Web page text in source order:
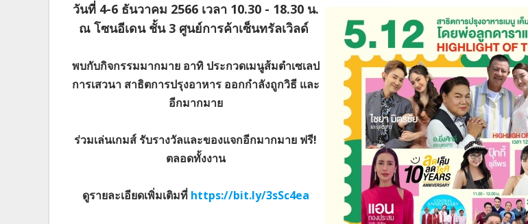
วันที่ 4-6 ธันวาคม 2566 เวลา 10.30 - 18.30 น.
ณ โซนอีเดน ชั้น 3 ศูนย์การค้าเซ็นทรัลเวิลด์
พบกับกิจกรรมมากมาย อาทิ ประกวดเมนูส้มตำเซเลป
การเสวนา สาธิตการปรุงอาหาร ออกกำลังถูกวิธี และ
อีกมากมาย
ร่วมเล่นเกมส์ รับรางวัลและของแจกอีกมากมาย ฟรี!
ตลอดทั้งงาน
ดูรายละเอียดเพิ่มเติมที่ https://bit.ly/3sSc4ea